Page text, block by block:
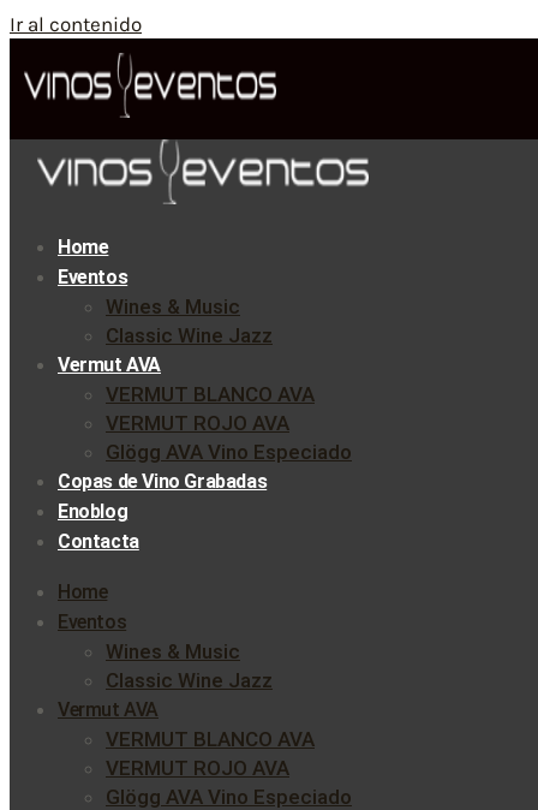
Ir al contenido
Home
Eventos
Wines & Music
Classic Wine Jazz
Vermut AVA
VERMUT BLANCO AVA
VERMUT ROJO AVA
Glögg AVA Vino Especiado
Copas de Vino Grabadas
Enoblog
Contacta
Home
Eventos
Wines & Music
Classic Wine Jazz
Vermut AVA
VERMUT BLANCO AVA
VERMUT ROJO AVA
Glögg AVA Vino Especiado